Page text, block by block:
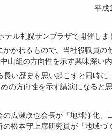
平成
テル札幌サンプラザで開催しま
組の方向性を示す興味深い
の方向性を示す講演になると
松本守上席研究員が「地域づ